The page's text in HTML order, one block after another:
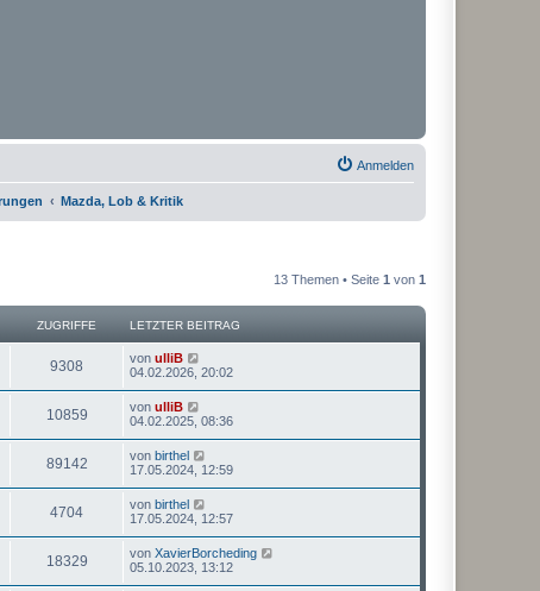
Anmelden
Mazda, Lob & Kritik
13 Themen • Seite 1 von 1
ZUGRIFFE LETZTER BEITRAG
9308 von ulliB
04.02.2026, 20:02
10859 von ulliB
04.02.2025, 08:36
89142 von birthel
17.05.2024, 12:59
4704 von birthel
17.05.2024, 12:57
18329 von XavierBorcheding
05.10.2023, 13:12